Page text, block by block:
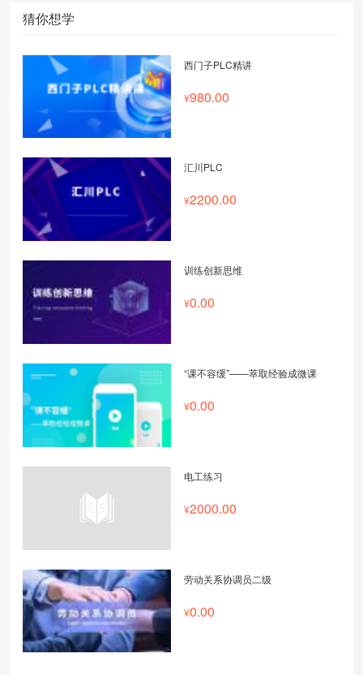
猜你想学
西门子PLC精讲
980.00
汇川PLC
2200.00
训练创新思维
0.00
“课不容缓”——萃取经验成微课
0.00
电工练习
2000.00
劳动关系协调员二级
0.00